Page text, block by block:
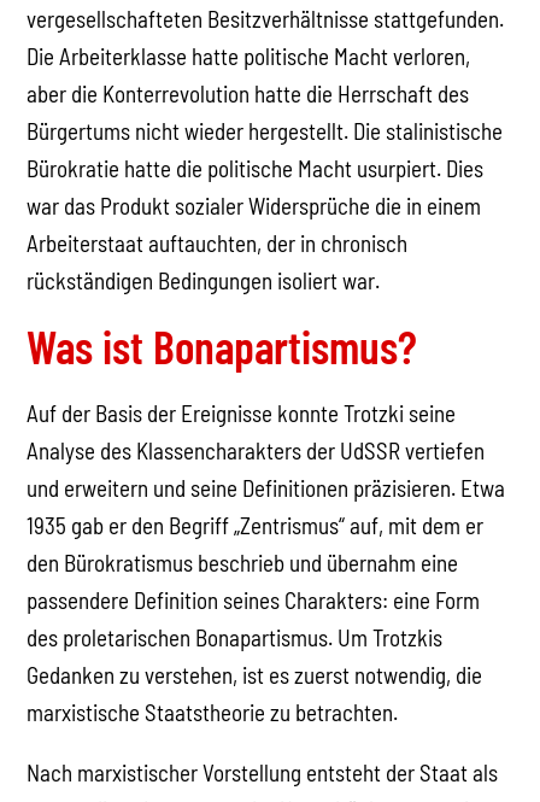
vergesellschafteten Besitzverhältnisse stattgefunden.
Die Arbeiterklasse hatte politische Macht verloren,
aber die Konterrevolution hatte die Herrschaft des
Bürgertums nicht wieder hergestellt. Die stalinistische
Bürokratie hatte die politische Macht usurpiert. Dies
war das Produkt sozialer Widersprüche die in einem
Arbeiterstaat auftauchten, der in chronisch
rückständigen Bedingungen isoliert war.
Was ist Bonapartismus?
Auf der Basis der Ereignisse konnte Trotzki seine
Analyse des Klassencharakters der UdSSR vertiefen
und erweitern und seine Definitionen präzisieren. Etwa
1935 gab er den Begriff „Zentrismus“ auf, mit dem er
den Bürokratismus beschrieb und übernahm eine
passendere Definition seines Charakters: eine Form
des proletarischen Bonapartismus. Um Trotzkis
Gedanken zu verstehen, ist es zuerst notwendig, die
marxistische Staatstheorie zu betrachten.
Nach marxistischer Vorstellung entsteht der Staat als